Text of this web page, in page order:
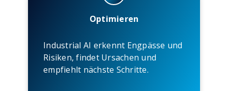
Optimieren
Industrial AI erkennt Engpässe und
Risiken, findet Ursachen und
empfiehlt nächste Schritte.